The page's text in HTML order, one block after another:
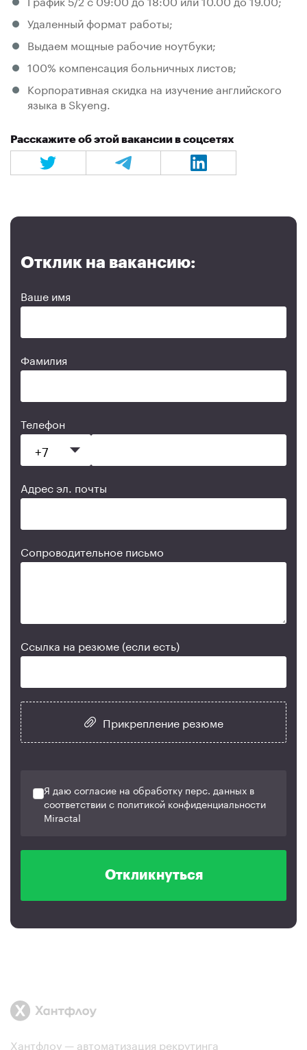
Удаленный формат работы;
Выдаем мощные рабочие ноутбуки;
100% компенсация больничных листов;
Корпоративная скидка на изучение английского
языка в Skyeng.
Расскажите об этой вакансии в соцсетях
Отклик на вакансию:
Ваше имя
Фамилия
Телефон
Адрес эл. почты
Сопроводительное письмо
Ссылка на резюме (если есть)
Прикрепление резюме
Я даю согласие на обработку перс. данных в
соответствии с политикой конфиденциальности
Miractal
Откликнуться
Хантфлоу — автоматизация рекрутинга